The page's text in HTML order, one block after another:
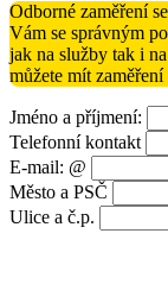
Odborné zaměření
Vám se správným
jak na služby tak i
můžete mít
Jméno a příjmení:
Telefonní kontakt
E-mail: @
Město a PSČ
Ulice a č.p.